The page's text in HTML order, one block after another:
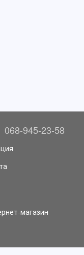
068-945-23-58
магазин